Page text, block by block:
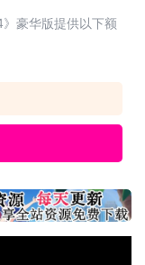
豪华版提供以下额